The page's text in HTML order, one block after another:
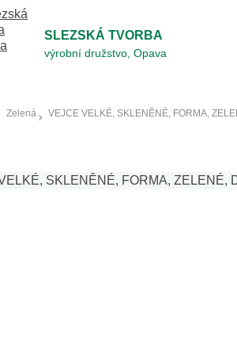
SLEZSKÁ TVORBA
výrobní družstvo, Opava
Zelená VEJCE VELKÉ, SKLENĚNÉ, FORMA,